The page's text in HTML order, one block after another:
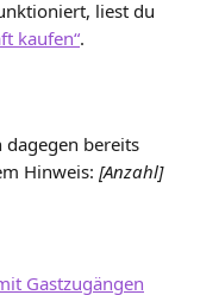
liest du
kaufen“.
dagegen bereits
Hinweis: [Anzahl]